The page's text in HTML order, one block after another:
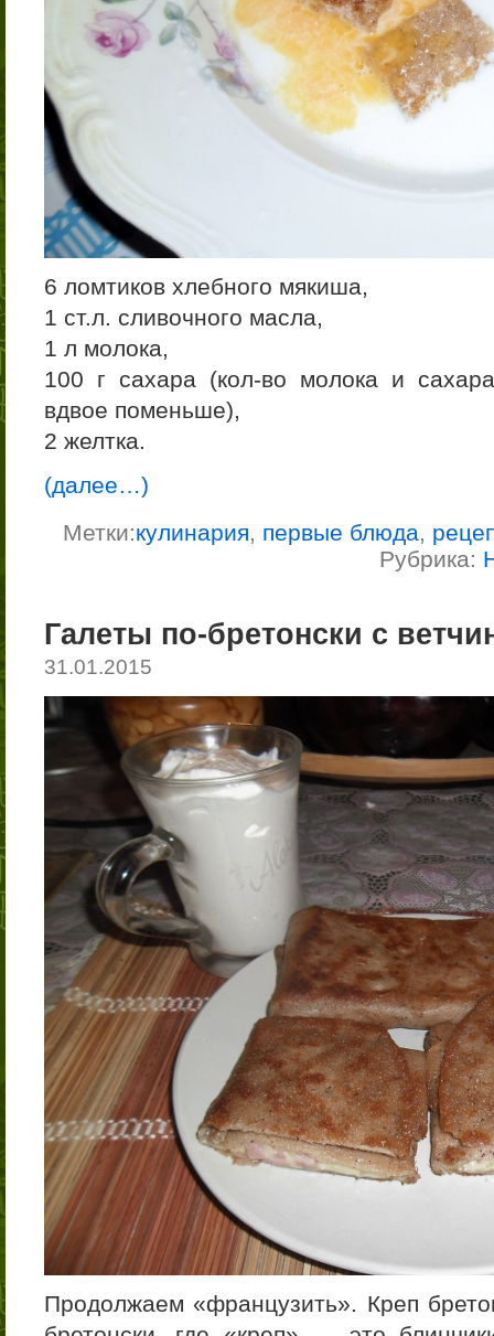
6 ломтиков хлебного мякиша,
1 ст.л. сливочного масла,
1 л молока,
100 г сахара (кол-во молока и
вдвое поменьше),
2 желтка.
(далее…)
Метки:кулинария, первые блюда,
Рубрика:
Галеты по-бретонски с
31.01.2015
Продолжаем «французить». Креп